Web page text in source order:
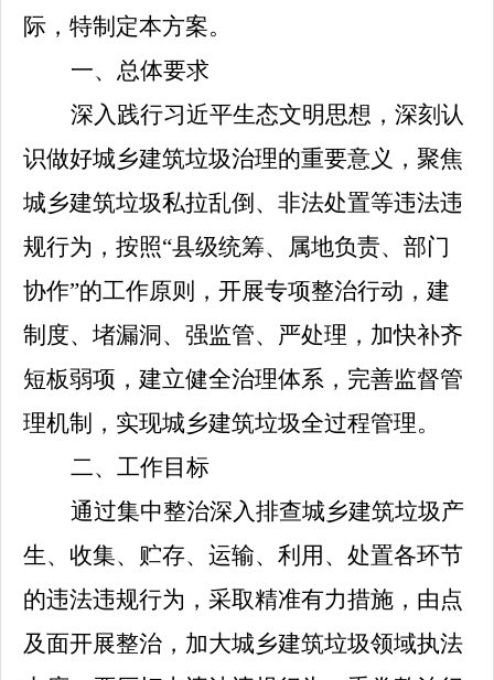
际，特制定本方案。
一、总体要求
深入践行习近平生态文明思想，深刻认
识做好城乡建筑垃圾治理的重要意义，聚焦
城乡建筑垃圾私拉乱倒、非法处置等违法违
规行为，按照“县级统筹、属地负责、部门
协作”的工作原则，开展专项整治行动，建
制度、堵漏洞、强监管、严处理，加快补齐
短板弱项，建立健全治理体系，完善监督管
理机制，实现城乡建筑垃圾全过程管理。
二、工作目标
通过集中整治深入排查城乡建筑垃圾产
生、收集、贮存、运输、利用、处置各环节
的违法违规行为，采取精准有力措施，由点
及面开展整治，加大城乡建筑垃圾领域执法